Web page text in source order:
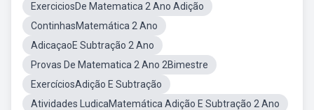
ExerciciosDe Matematica 2 Ano Adição
ContinhasMatemática 2 Ano
AdicaçaoE Subtração 2 Ano
Provas De Matematica 2 Ano 2Bimestre
ExercíciosAdição E Subtração
Atividades LudicaMatemática Adição E Subtração 2 Ano